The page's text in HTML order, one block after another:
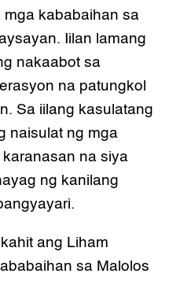
kababaihan sa
Iilan lamang
nakaabot sa
na patungkol
Sa iilang kasulatang
naisulat ng mga
na siya
ng kanilang
ang Liham
sa Malolos